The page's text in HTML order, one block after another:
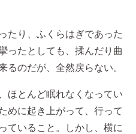
たり、ふくらはぎであった
ったとしても、揉んだり曲
るのだが、全然戻らない。
ほとんど眠れなくなってい
めに起き上がって、行って
ていること。しかし、横に